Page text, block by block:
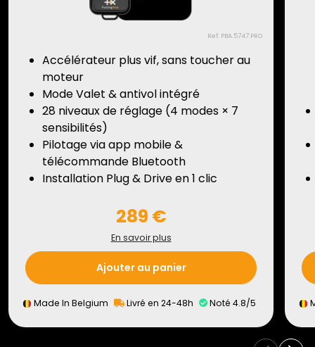
Ref: PBA.5747.PRO
Accélérateur plus vif, sans toucher au
moteur
Mode Valet & antivol intégré
28 niveaux de réglage (4 modes × 7
sensibilités)
Pilotage via app mobile &
télécommande Bluetooth
Installation Plug & Drive en 1 clic
289 €
En savoir plus
Ajouter au panier
Made In Belgium Livré en 24-48h Noté 4.8/5